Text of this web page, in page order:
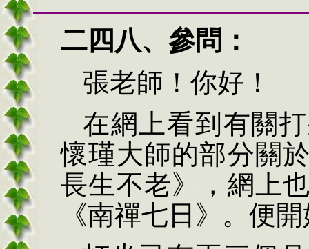
二四八、 參問：
張老師！你好！
在網上看到有關
懷瑾大師的部分關
長生不老》，網上
《南禪七日》。便